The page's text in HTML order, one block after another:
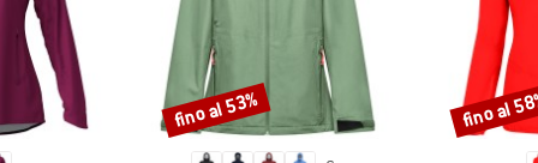
Sconto
fino al 53% Sconto
fino al